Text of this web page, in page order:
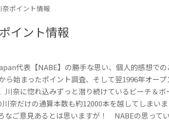
奈ポイント情報
イント情報
代表【NABE】の勝手な思い、個人的感想で
ら始まったポイント調査、そして翌1996年オープ
川奈に惚れ込みずっと潜り続けているビーチ＆ボ
川奈だけの通算本数も約12000本を越してしまいま
なご意見あるとは思いますが！ NABEの思ってい